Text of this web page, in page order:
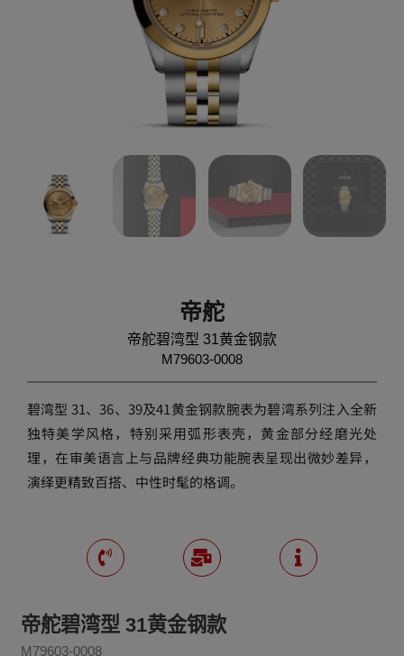
帝舵
帝舵碧湾型 31黄金钢款
M79603-0008
碧湾型 31、36、39及41黄金钢款腕表为碧湾系列注入全新
独特美学风格，特别采用弧形表壳，黄金部分经磨光处
理，在审美语言上与品牌经典功能腕表呈现出微妙差异，
演绎更精致百搭、中性时髦的格调。
帝舵碧湾型 31黄金钢款
M79603-0008